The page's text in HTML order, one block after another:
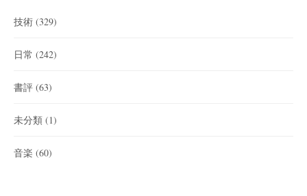
技術 (329)
日常 (242)
書評 (63)
未分類 (1)
音楽 (60)